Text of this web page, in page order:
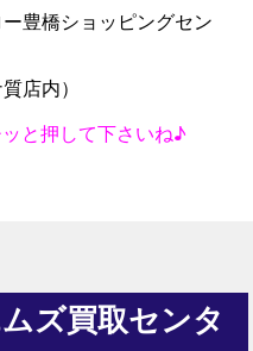
豊橋ショッピングセン
店内）
と押して下さいね♪
ズ買取センタ